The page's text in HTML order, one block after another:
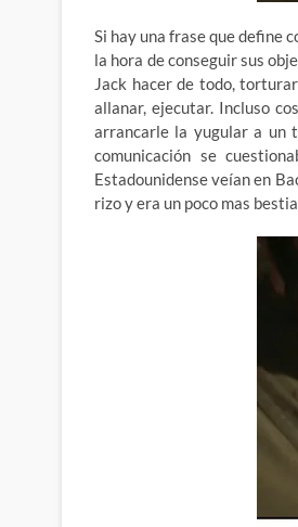
Si hay una frase que define
la hora de conseguir sus
Jack hacer de todo,
allanar, ejecutar. Incluso
arrancarle la yugular a un
comunicación se
Estadounidense veían en
rizo y era un poco mas